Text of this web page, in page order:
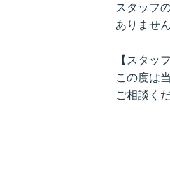
スタッフ
ありませ
【スタッ
この度は
ご相談く